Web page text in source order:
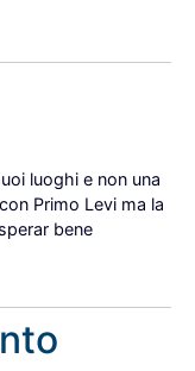
luoghi e non una
Primo Levi ma la
bene